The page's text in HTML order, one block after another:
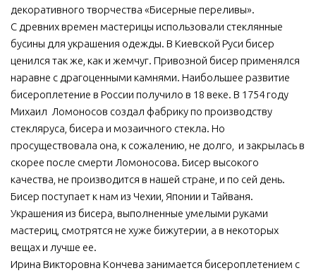
МБОУ ДО «Детская музыкальная школа»
МБУК «Искитимский городской историко-художественный
музей»
МБУ Парк культуры и отдыха им. И.В. Коротеева
МБУК «Централизованная библиотечная система»
ДК «Россия»
Афиша
Независимая оценка качества
Контакты
декоративного творчества «Бисерные переливы».
С древних времен мастерицы использовали стеклянные
бусины для украшения одежды. В Киевской Руси бисер
ценился так же, как и жемчуг. Привозной бисер применялся
наравне с драгоценными камнями. Наибольшее развитие
бисероплетение в России получило в 18 веке. В 1754 году
Михаил Ломоносов создал фабрику по производству
стекляруса, бисера и мозаичного стекла. Но
просуществовала она, к сожалению, не долго, и закрылась в
скорее после смерти Ломоносова. Бисер высокого
качества, не производится в нашей стране, и по сей день.
Бисер поступает к нам из Чехии, Японии и Тайваня.
Украшения из бисера, выполненные умелыми руками
мастериц, смотрятся не хуже бижутерии, а в некоторых
вещах и лучше ее.
Ирина Викторовна Кончева занимается бисероплетением с